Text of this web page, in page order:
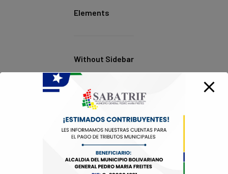
Elements
Without Sidebar